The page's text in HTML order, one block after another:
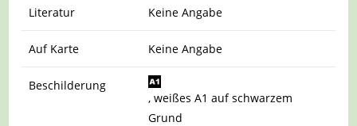
Literatur Keine Angabe
Auf Karte Keine Angabe
Beschilderung
, weißes A1 auf schwarzem
Grund